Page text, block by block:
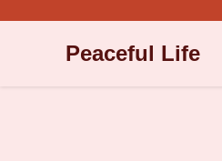
Peaceful Life